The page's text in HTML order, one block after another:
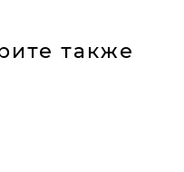
также